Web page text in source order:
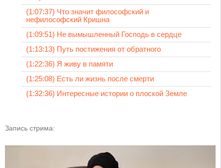
(1:07:37) Что значит философский и
нефилософский Кришна
(1:09:51) Не вымышленный Господь в сердце
(1:13:13) Путь постижения от обратного
(1:22:36) Я живу в памяти
(1:25:08) Есть ли жизнь после смерти
(1:32:36) Интересные истории о плоской Земле
Запись стрима: